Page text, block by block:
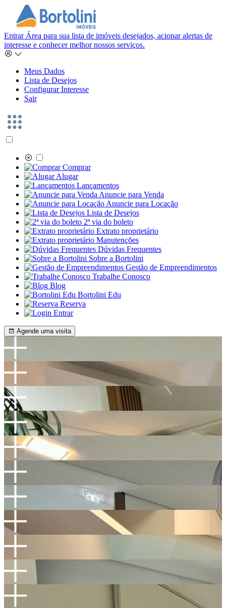
Entrar Área para sua lista de imóveis desejados, acionar alertas de
interesse e conhecer melhor nossos serviços.
Meus Dados
Lista de Desejos
Configurar Interesse
Sair
Comprar
Alugar
Lançamentos
Anuncie para Venda
Anuncie para Locação
Lista de Desejos
2ª via do boleto
Extrato proprietário
Manutenções
Dúvidas Frequentes
Sobre a Bortolini
Gestão de Empreendimentos
Trabalhe Conosco
Blog
Bortolini Edu
Reserva
Entrar
Agende uma visita